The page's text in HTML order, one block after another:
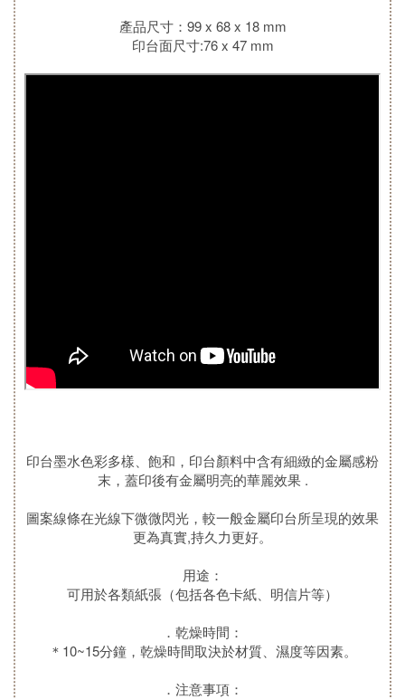
產品尺寸：99 x 68 x 18 mm
印台面尺寸:76 x 47 mm
印台墨水色彩多樣、飽和，印台顏料中含有細緻的金屬感粉
末，蓋印後有金屬明亮的華麗效果 .
圖案線條在光線下微微閃光，較一般金屬印台所呈現的效果
更為真實,持久力更好。
用途：
可用於各類紙張（包括各色卡紙、明信片等）
．乾燥時間：
＊10~15分鐘，乾燥時間取決於材質、濕度等因素。
．注意事項：